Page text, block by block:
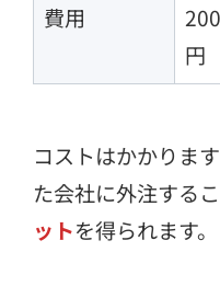
費用
円
コストはかかりま
た会社に外注するこ
ットを得られます。